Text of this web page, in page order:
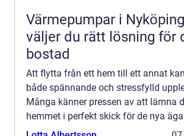
Värmepumpar i
väljer du rätt lösning för
bostad
Att flytta från ett hem till ett annat
både spännande och stressfylld
Många känner pressen av att lämna
hemmet i perfekt skick för de nya
kommer flyttst&aum...